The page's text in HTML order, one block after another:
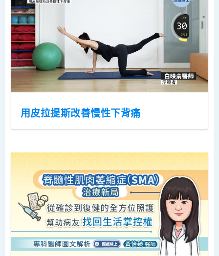
用皮拉提斯改善慢性下背痛